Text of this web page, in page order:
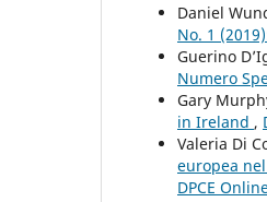
Daniel
No. 1
Guerino
Numero
Gary
in Ireland ,
Valeria Di
europea
DPCE